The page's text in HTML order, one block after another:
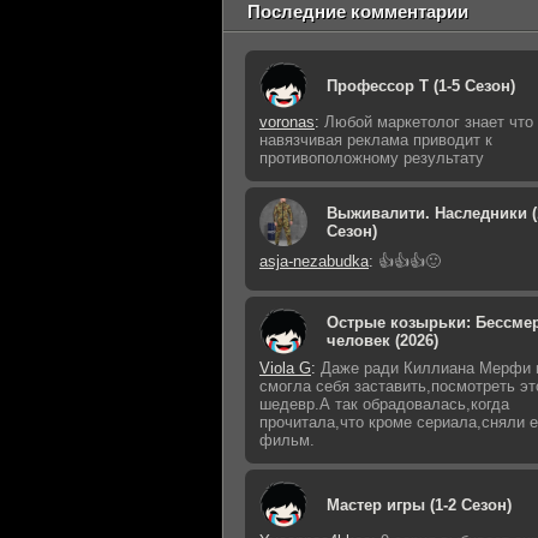
Последние комментарии
Профессор Т (1-5 Сезон)
voronas: Любой маркетолог знает что
навязчивая реклама приводит к
противоположному результату
Выживалити. Наследники
Сезон)
asja-nezabudka: 👍👍👍🙂
Острые козырьки:
человек (2026)
Viola G: Даже ради Киллиана Мерфи
смогла себя заставить,посмотреть
шедевр.А так обрадовалась,когда
прочитала,что кроме сериала,сняли
фильм.
Мастер игры (1-2 Сезон)